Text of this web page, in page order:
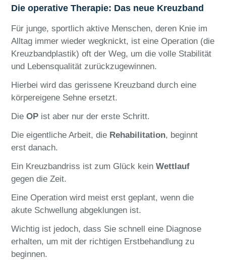
Die operative Therapie: Das neue Kreuzband
Für junge, sportlich aktive Menschen, deren Knie im
Alltag immer wieder wegknickt, ist eine Operation (die
Kreuzbandplastik) oft der Weg, um die volle Stabilität
und Lebensqualität zurückzugewinnen.
Hierbei wird das gerissene Kreuzband durch eine
körpereigene Sehne ersetzt.
DieOP ist aber nur der erste Schritt.
Die eigentliche Arbeit, die Rehabilitation, beginnt
erst danach.
Ein Kreuzbandriss ist zum Glück keinWettlauf
gegen die Zeit.
Eine Operation wird meist erst geplant, wenn die
akute Schwellung abgeklungen ist.
Wichtig ist jedoch, dass Sie schnell eine Diagnose
erhalten, um mit der richtigen Erstbehandlung zu
beginnen.